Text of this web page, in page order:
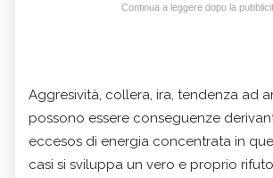
Continua a leggere dopo la
Aggresività, collera, ira, tendenza ad
possono essere conseguenze
eccesos di energia concentrata in
casi si sviluppa un vero e proprio